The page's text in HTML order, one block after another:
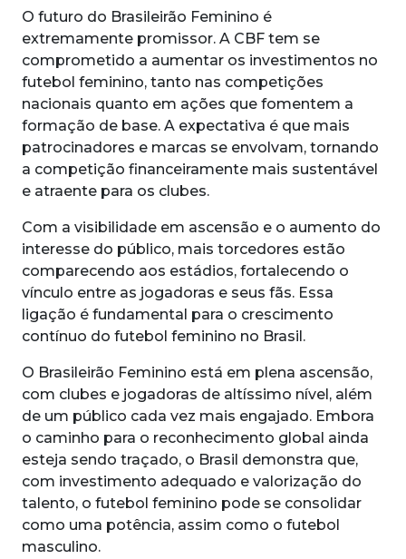
O futuro do Brasileirão Feminino é
extremamente promissor. A CBF tem se
comprometido a aumentar os investimentos no
futebol feminino, tanto nas competições
nacionais quanto em ações que fomentem a
formação de base. A expectativa é que mais
patrocinadores e marcas se envolvam, tornando
a competição financeiramente mais sustentável
e atraente para os clubes.
Com a visibilidade em ascensão e o aumento do
interesse do público, mais torcedores estão
comparecendo aos estádios, fortalecendo o
vínculo entre as jogadoras e seus fãs. Essa
ligação é fundamental para o crescimento
contínuo do futebol feminino no Brasil.
O Brasileirão Feminino está em plena ascensão,
com clubes e jogadoras de altíssimo nível, além
de um público cada vez mais engajado. Embora
o caminho para o reconhecimento global ainda
esteja sendo traçado, o Brasil demonstra que,
com investimento adequado e valorização do
talento, o futebol feminino pode se consolidar
como uma potência, assim como o futebol
masculino.